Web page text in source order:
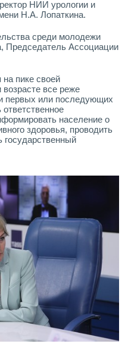
НИИ урологии и
Н.А. Лопаткина.
среди молодежи
Председатель Ассоциации
пике своей
все реже
первых или последующих
население о
здоровья, проводить
государственный